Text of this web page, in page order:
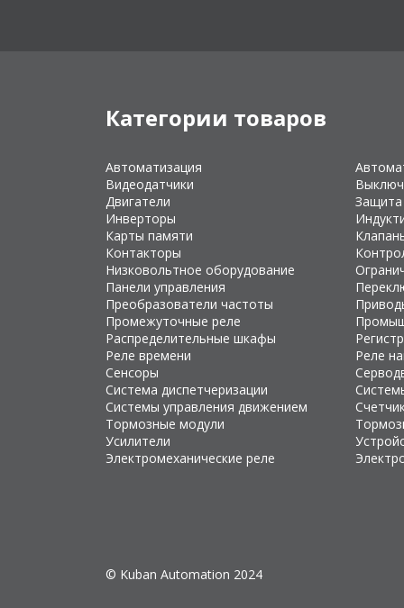
Категории товаров
Автоматизация
Видеодатчики
Двигатели
Инверторы
Карты памяти
Контакторы
Низковольтное оборудование
Панели управления
Преобразователи частоты
Промежуточные реле
Распределительные шкафы
Реле времени
Реле
Сенсоры
Система диспетчеризации
Системы управления движением
Тормозные модули
Усилители
Электромеханические реле
© Kuban Automation 2024